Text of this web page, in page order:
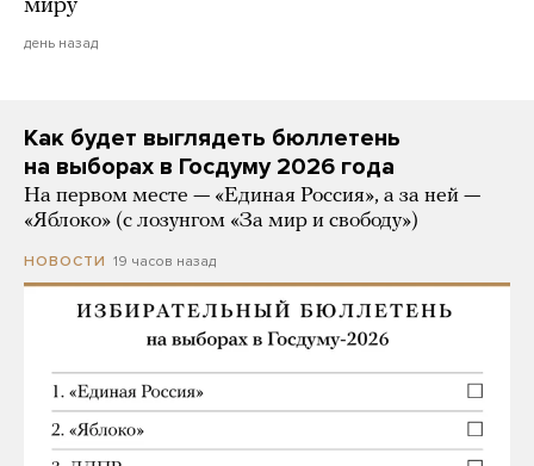
миру
день назад
Как будет выглядеть бюллетень
на выборах в Госдуму 2026 года
На первом месте — «Единая Россия», а за ней —
«Яблоко» (с лозунгом «За мир и свободу»)
НОВОСТИ 19 часов назад